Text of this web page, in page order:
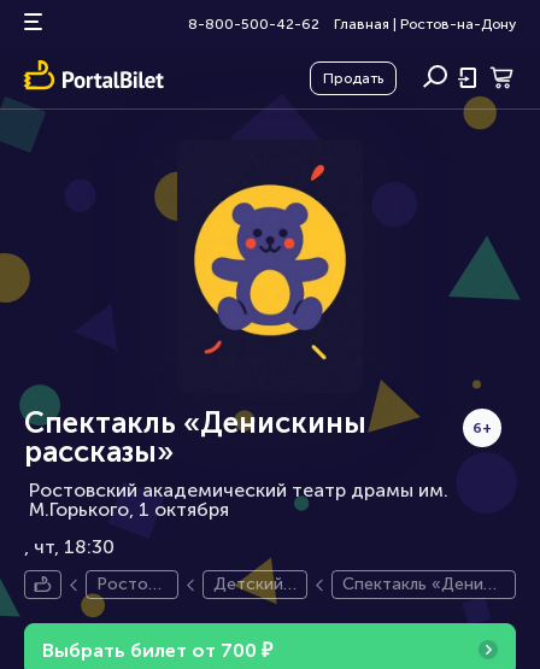
8-800-500-42-62 Главная Ростов-на-Дону
Продать
Спектакль «Денискины
рассказы»
Ростовский академический театр драмы им.
М.Горького, 1 октября
6+
чт, 18:30
Ростов-
на-Дону
Детский
спектакль
Спектакль «Дениск
Выбрать билет от 700 ₽